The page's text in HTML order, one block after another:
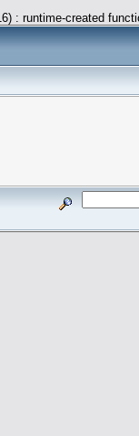
: runtime-created